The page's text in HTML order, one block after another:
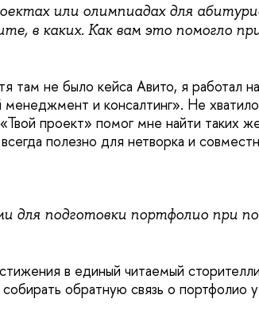
или олимпиадах для
в каких. Как вам это помогло
там не было кейса Авито, я работал
менеджмент и консалтинг». Не
проект» помог мне найти таких
полезно для нетворка и
для подготовки портфолио при
в единый читаемый
обратную связь о портфолио